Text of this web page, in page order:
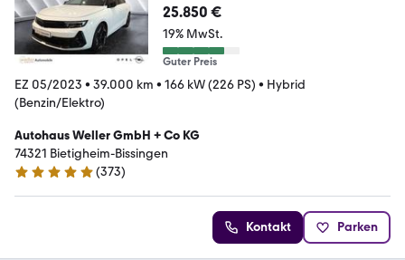
25.850 €
19% MwSt.
Guter Preis
EZ 05/2023 • 39.000 km • 166 kW (226 PS) • Hybrid
(Benzin/Elektro)
Autohaus Weller GmbH + Co KG
74321 Bietigheim-Bissingen
4.8 Sterne
(373)
Kontakt Parken